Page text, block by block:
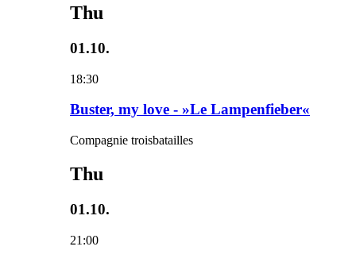
Thu
01.10.
18:30
Buster, my love - »Le Lampenfieber«
Compagnie troisbatailles
Thu
01.10.
21:00